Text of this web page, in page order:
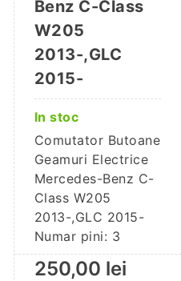
Benz C-Class
W205
2013-,GLC
2015-
In stoc
Comutator Butoane
Geamuri Electrice
Mercedes-Benz C-
Class W205
2013-,GLC 2015-
Numar pini: 3
250,00 lei